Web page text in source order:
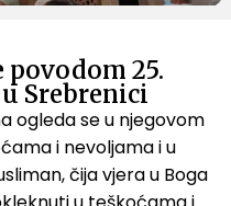
25.
Srebrenici
ogleda se u njegovom
i nevoljama i u
čija vjera u Boga